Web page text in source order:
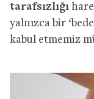
tarafsızlığı
yalnızca bir
kabul etmemiz